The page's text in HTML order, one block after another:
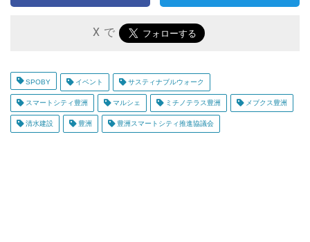
X で
SPOBY イベント サスティナブルウォーク
スマートシティ豊洲 マルシェ ミチノテラス豊洲 メブクス豊洲
清水建設 豊洲 豊洲スマートシティ推進協議会